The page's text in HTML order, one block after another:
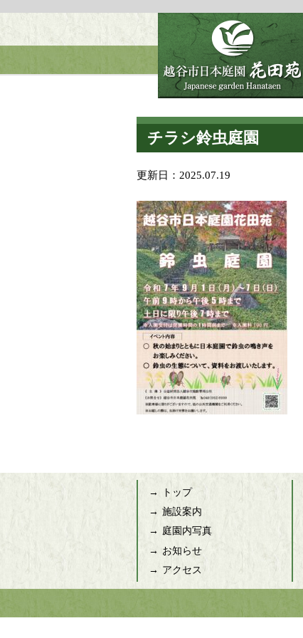
チラシ鈴虫庭園
更新日： 2025.07.19
トップ
施設案内
庭園内写真
お知らせ
アクセス